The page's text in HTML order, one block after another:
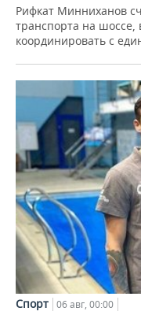
Рифкат Минниханов
транспорта на шоссе,
координировать с
Спорт 06 авг, 00:00